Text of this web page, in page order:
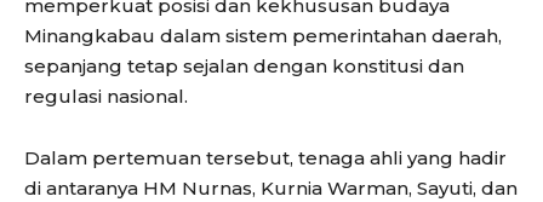
memperkuat posisi dan kekhususan budaya
Minangkabau dalam sistem pemerintahan daerah,
sepanjang tetap sejalan dengan konstitusi dan
regulasi nasional.
Dalam pertemuan tersebut, tenaga ahli yang hadir
di antaranya HM Nurnas, Kurnia Warman, Sayuti, dan